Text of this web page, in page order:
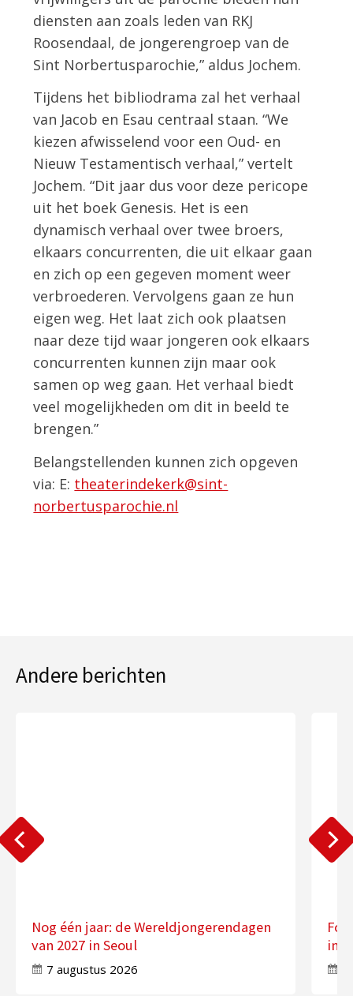
diensten aan zoals leden van RKJ
Roosendaal, de jongerengroep van de
Sint Norbertusparochie,” aldus Jochem.
Tijdens het bibliodrama zal het verhaal
van Jacob en Esau centraal staan. “We
kiezen afwisselend voor een Oud- en
Nieuw Testamentisch verhaal,” vertelt
Jochem. “Dit jaar dus voor deze pericope
uit het boek Genesis. Het is een
dynamisch verhaal over twee broers,
elkaars concurrenten, die uit elkaar gaan
en zich op een gegeven moment weer
verbroederen. Vervolgens gaan ze hun
eigen weg. Het laat zich ook plaatsen
naar deze tijd waar jongeren ook elkaars
concurrenten kunnen zijn maar ook
samen op weg gaan. Het verhaal biedt
veel mogelijkheden om dit in beeld te
brengen.”
Belangstellenden kunnen zich opgeven
via: E: theaterindekerk@sint-
norbertusparochie.nl
Andere berichten
Nog één jaar: de Wereldjongerendagen
van 2027 in Seoul
7 augustus 2026
in